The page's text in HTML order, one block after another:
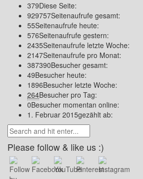
379Diese Seite:
929757Seitenaufrufe gesamt:
55Seitenaufrufe heute:
576Seitenaufrufe gestern:
2435Seitenaufrufe letzte Woche:
2147Seitenaufrufe pro Monat:
387390Besucher gesamt:
49Besucher heute:
1896Besucher letzte Woche:
264Besucher pro Tag:
0Besucher momentan online:
1. Februar 2015gezählt ab:
Please follow & like us :)